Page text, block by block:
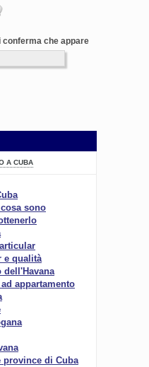
conferma che appare
A CUBA
sono
e qualità
dell'Havana
appartamento
province di Cuba